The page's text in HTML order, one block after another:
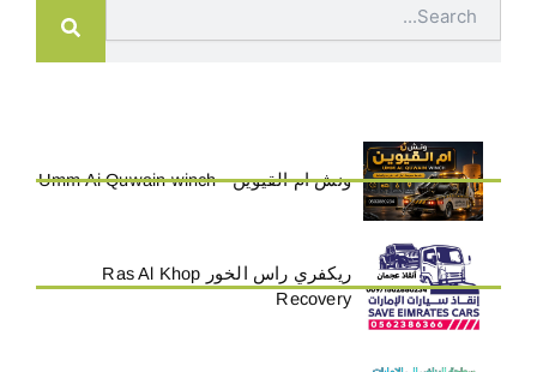
ونش ام القيوين - Umm Ai Quwain winch
ريكفري راس الخور Ras Al Khop
Recovery